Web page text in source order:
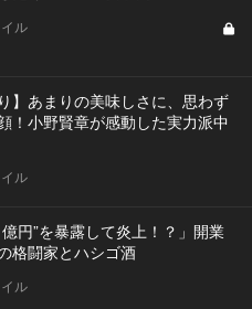
ル
】あまりの美味しさに、思わず
！小野賢章が感動した実力派中
ル
億円”を暴露して炎上！？」開業
格闘家とハシゴ酒
ル